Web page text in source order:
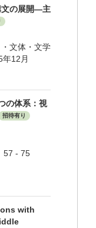
文の展開―主
文体・文学
12月
の体系：視
招待有り
57 - 75
with